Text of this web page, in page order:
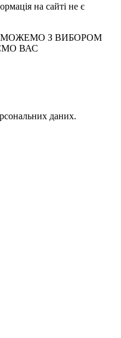
на сайті не є
З ВИБОРОМ
ВАС
даних.